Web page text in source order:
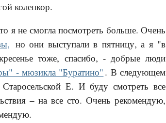
коленкор.
я не смогла посмотреть больше. Очень
но они выступали в пятницу, а я "в
тоже, спасибо, - добрые люди
- мюзикла "Буратино" . В следующем
Е. И буду смотреть все
– на все сто. Очень рекомендую,